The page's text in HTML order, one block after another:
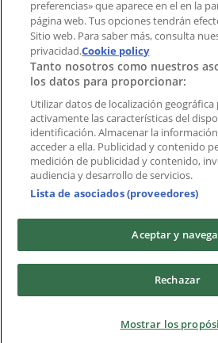
Marcas
Marcas locales
Negocios
Negocios cercanos
Productos
Productos locales
Ciudades
Descargar la APP Tiendeo
Copyright © Tiendeo ® 2026 ·
Términos y condicionesPolítica de
preferencias» que aparece en el en la
página web. Tus opciones tendrán
Sitio web. Para saber más, consulta
privacidad.Cookie policy
Tanto nosotros como nuestros
los datos para proporcionar:
Utilizar datos de localización geográfica
activamente las características del
identificación. Almacenar la
acceder a ella. Publicidad y contenido
medición de publicidad y contenido,
audiencia y desarrollo de servicios.
Lista de asociados (proveedores)
Aceptar y
Rechazar
Mostrar los